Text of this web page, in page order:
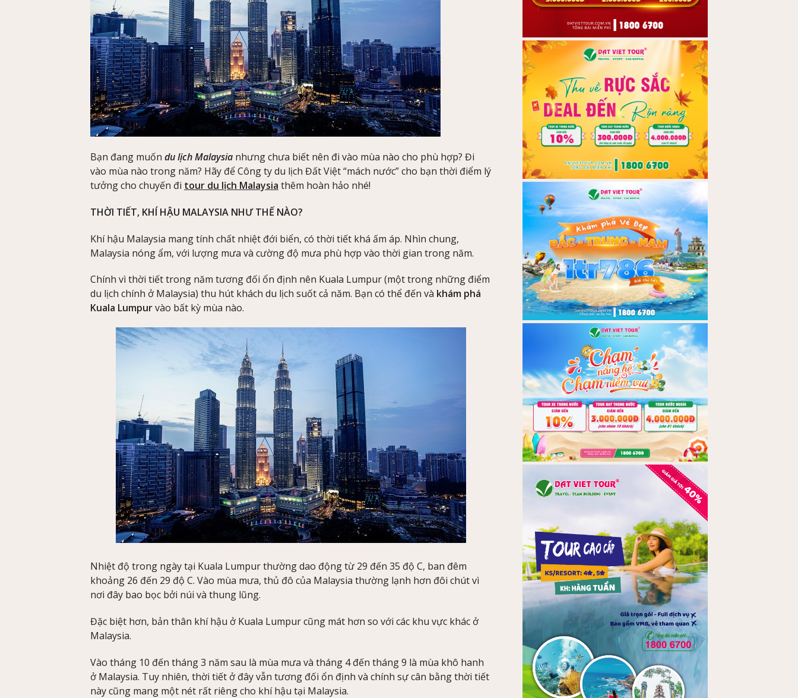
Bạn đang muốn du lịch Malaysia nhưng chưa biết nên đi vào mùa nào cho phù hợp? Đi
vào mùa nào trong năm? Hãy để Công ty du lịch Đất Việt “mách nước” cho bạn thời điểm lý
tưởng cho chuyến đi tour du lịch Malaysia thêm hoàn hảo nhé!
THỜI TIẾT, KHÍ HẬU MALAYSIA NHƯ THẾ NÀO?
Khí hậu Malaysia mang tính chất nhiệt đới biển, có thời tiết khá ấm áp. Nhìn chung,
Malaysia nóng ẩm, với lượng mưa và cường độ mưa phù hợp vào thời gian trong năm.
Chính vì thời tiết trong năm tương đối ổn định nên Kuala Lumpur (một trong những điểm
du lịch chính ở Malaysia) thu hút khách du lịch suốt cả năm. Bạn có thể đến và khám phá
Kuala Lumpurvào bất kỳ mùa nào.
Nhiệt độ trong ngày tại Kuala Lumpur thường dao động từ 29 đến 35 độ C, ban đêm
khoảng 26 đến 29 độ C. Vào mùa mưa, thủ đô của Malaysia thường lạnh hơn đôi chút vì
nơi đây bao bọc bởi núi và thung lũng.
Đặc biệt hơn, bản thân khí hậu ở Kuala Lumpur cũng mát hơn so với các khu vực khác ở
Malaysia.
Vào tháng 10 đến tháng 3 năm sau là mùa mưa và tháng 4 đến tháng 9 là mùa khô hanh
ở Malaysia. Tuy nhiên, thời tiết ở đây vẫn tương đối ổn định và chính sự cân bằng thời tiết
này cũng mang một nét rất riêng cho khí hậu tại Malaysia.